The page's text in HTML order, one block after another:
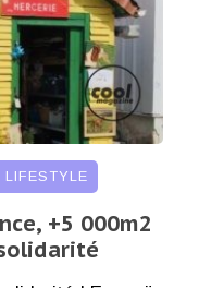
LIFESTYLE
+5 000m2